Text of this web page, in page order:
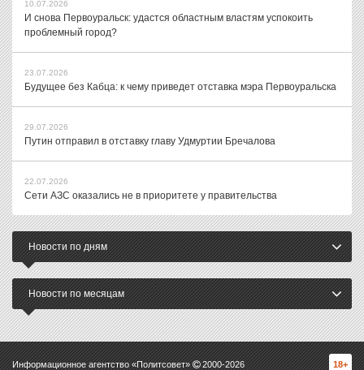
10.07.2026
И снова Первоуральск: удастся областным властям успокоить
проблемный город?
23.07.2026
Будущее без Кабца: к чему приведет отставка мэра Первоуральска
29.07.2026
Путин отправил в отставку главу Удмуртии Бречалова
22.07.2026
Сети АЗС оказались не в приоритете у правительства
Новости по дням
Новости по месяцам
Информационное агентство «Политсовет» 2000-2026 18+